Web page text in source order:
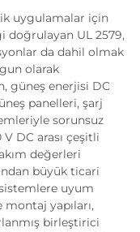
uygulamalar için
doğrulayan UL 2579,
da dahil olmak
olarak
güneş enerjisi DC
panelleri, şarj
sorunsuz
DC arası çeşitli
değerleri
büyük ticari
uyum
yapıları,
birleştirici